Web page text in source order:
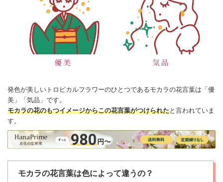
発色が美しいトロピカルフラワーのひとつであるモカラの花言葉は「優
美」「気品」です。
モカラの花のもつイメージからこの花言葉がつけられたと言われていま
す。
モカラの花言葉は色によって違うの？